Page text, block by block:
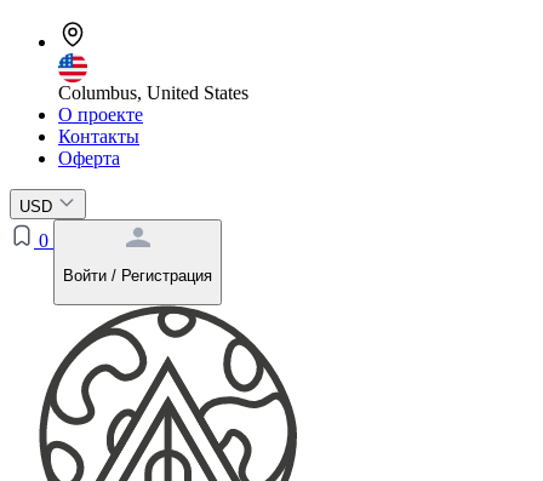
Columbus, United States
О проекте
Контакты
Оферта
USD
0
Войти / Регистрация